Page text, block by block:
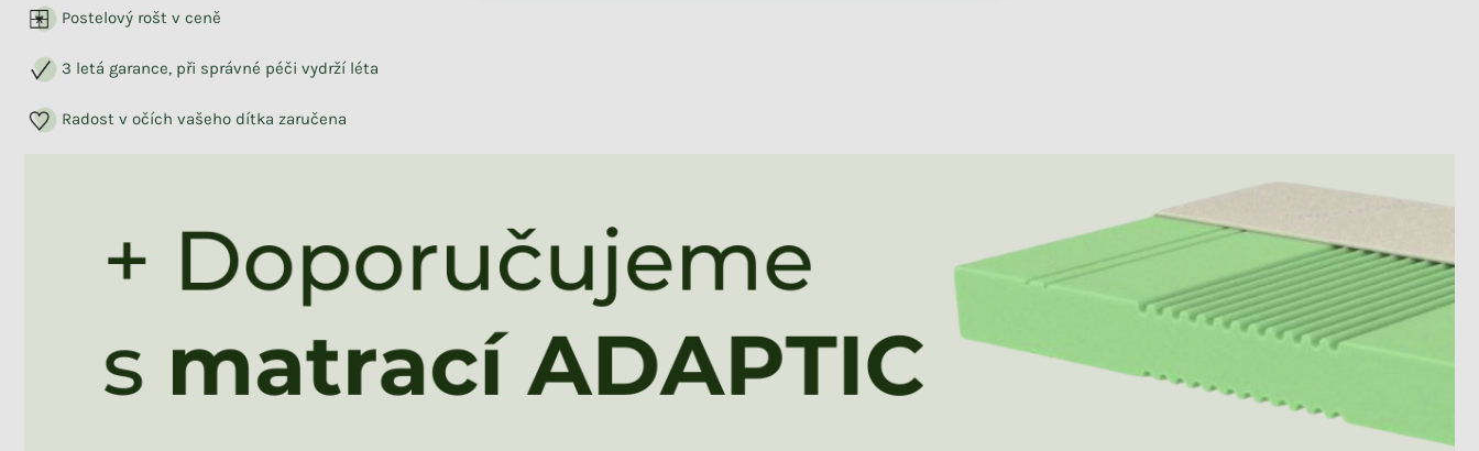
Postelový rošt v ceně
3 letá garance, při správné péči vydrží léta
Radost v očích vašeho dítka zaručena